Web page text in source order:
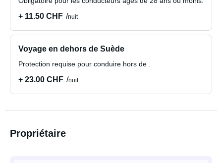
+ 11.50 CHF nuit
Voyage en dehors de Suède
Protection requise pour conduire hors de .
+ 23.00 CHF nuit
Propriétaire